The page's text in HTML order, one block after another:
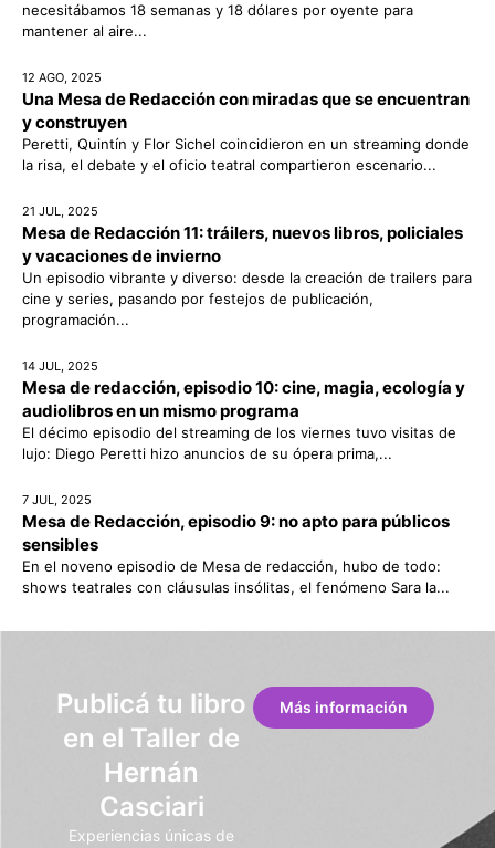
necesitábamos 18 semanas y 18 dólares por oyente para
mantener al aire...
12 AGO, 2025
Una Mesa de Redacción con miradas que se encuentran
y construyen
Peretti, Quintín y Flor Sichel coincidieron en un streaming donde
la risa, el debate y el oficio teatral compartieron escenario...
21 JUL, 2025
Mesa de Redacción 11: tráilers, nuevos libros, policiales
y vacaciones de invierno
Un episodio vibrante y diverso: desde la creación de trailers para
cine y series, pasando por festejos de publicación,
programación...
14 JUL, 2025
Mesa de redacción, episodio 10: cine, magia, ecología y
audiolibros en un mismo programa
El décimo episodio del streaming de los viernes tuvo visitas de
lujo: Diego Peretti hizo anuncios de su ópera prima,...
7 JUL, 2025
Mesa de Redacción, episodio 9: no apto para públicos
sensibles
En el noveno episodio de Mesa de redacción, hubo de todo:
shows teatrales con cláusulas insólitas, el fenómeno Sara la...
Publicá tu libro
en el Taller de
Hernán
Casciari
Experiencias únicas de
Más información